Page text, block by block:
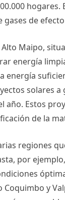
gases de
Maipo,
energía
energía
solares
Estos
de la
regiones
por
y